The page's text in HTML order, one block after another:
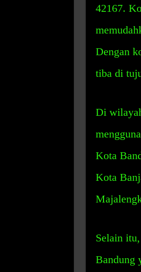
42167.
Dengan
tiba di
Di
Kota
Kota
Selain
Bandung